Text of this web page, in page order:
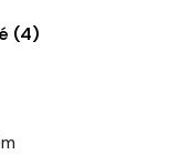
(4)